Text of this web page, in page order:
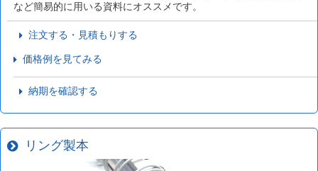
など簡易的に用いる資料にオススメです。
注文する・見積もりする
価格例を見てみる
納期を確認する
リング製本